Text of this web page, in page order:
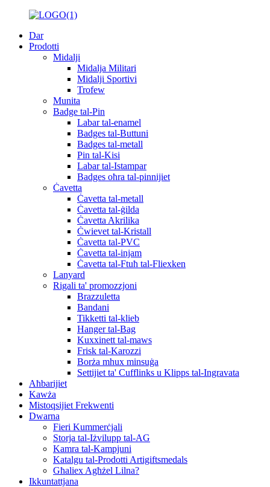
Dar
Prodotti
Midalji
Midalja Militari
Midalji Sportivi
Trofew
Munita
Badge tal-Pin
Labar tal-enamel
Badges tal-Buttuni
Badges tal-metall
Pin tal-Kisi
Labar tal-Istampar
Badges oħra tal-pinnijiet
Ċavetta
Ċavetta tal-metall
Ċavetta tal-ġilda
Ċavetta Akrilika
Ċwievet tal-Kristall
Ċavetta tal-PVC
Ċavetta tal-injam
Ċavetta tal-Ftuħ tal-Fliexken
Lanyard
Rigali ta' promozzjoni
Brazzuletta
Bandani
Tikketti tal-klieb
Hanger tal-Bag
Kuxxinett tal-maws
Frisk tal-Karozzi
Borża mhux minsuġa
Settijiet ta' Cufflinks u Klipps tal-Ingravata
Aħbarijiet
Kawża
Mistoqsijiet Frekwenti
Dwarna
Fieri Kummerċjali
Storja tal-Iżvilupp tal-AG
Kamra tal-Kampjuni
Katalgu tal-Prodotti Artigiftsmedals
Għaliex Agħżel Lilna?
Ikkuntattjana